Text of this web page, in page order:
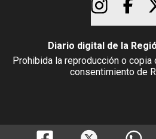
Diario digital de la
Prohibida la reproducción o
consentimiento de